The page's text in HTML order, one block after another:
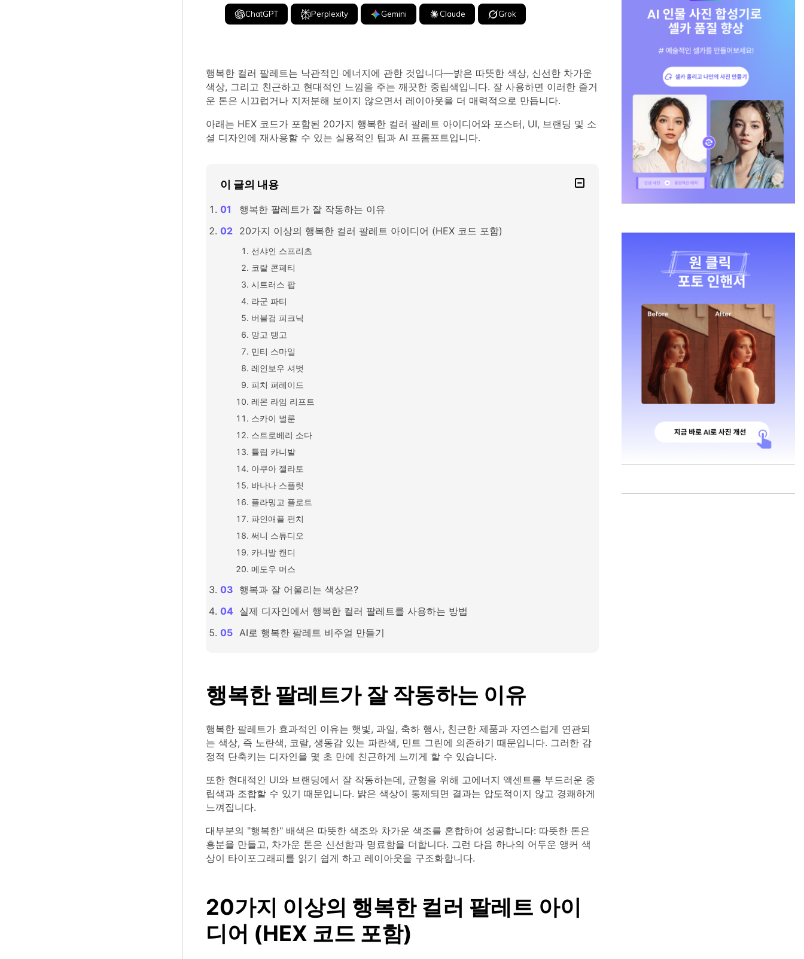
ChatGPT Perplexity Gemini Claude Grok
행복한 컬러 팔레트는 낙관적인 에너지에 관한 것입니다—밝은 따뜻한 색상, 신선한 차가운
색상, 그리고 친근하고 현대적인 느낌을 주는 깨끗한 중립색입니다. 잘 사용하면 이러한 즐거
운 톤은 시끄럽거나 지저분해 보이지 않으면서 레이아웃을 더 매력적으로 만듭니다.
아래는 HEX 코드가 포함된 20가지 행복한 컬러 팔레트 아이디어와 포스터, UI, 브랜딩 및 소
셜 디자인에 재사용할 수 있는 실용적인 팁과 AI 프롬프트입니다.
이 글의 내용
행복한 팔레트가 잘 작동하는 이유
20가지 이상의 행복한 컬러 팔레트 아이디어 (HEX 코드 포함)
선샤인 스프리츠
코랄 콘페티
시트러스 팝
라군 파티
버블검 피크닉
망고 탱고
민티 스마일
레인보우 셔벗
피치 퍼레이드
레몬 라임 리프트
스카이 벌룬
스트로베리 소다
튤립 카니발
아쿠아 젤라토
바나나 스플릿
플라밍고 플로트
파인애플 펀치
써니 스튜디오
카니발 캔디
메도우 머스
행복과 잘 어울리는 색상은?
실제 디자인에서 행복한 컬러 팔레트를 사용하는 방법
AI로 행복한 팔레트 비주얼 만들기
행복한 팔레트가 잘 작동하는 이유
행복한 팔레트가 효과적인 이유는 햇빛, 과일, 축하 행사, 친근한 제품과 자연스럽게 연관되
는 색상, 즉 노란색, 코랄, 생동감 있는 파란색, 민트 그린에 의존하기 때문입니다. 그러한 감
정적 단축키는 디자인을 몇 초 만에 친근하게 느끼게 할 수 있습니다.
또한 현대적인 UI와 브랜딩에서 잘 작동하는데, 균형을 위해 고에너지 액센트를 부드러운 중
립색과 조합할 수 있기 때문입니다. 밝은 색상이 통제되면 결과는 압도적이지 않고 경쾌하게
느껴집니다.
대부분의 "행복한" 배색은 따뜻한 색조와 차가운 색조를 혼합하여 성공합니다: 따뜻한 톤은
흥분을 만들고, 차가운 톤은 신선함과 명료함을 더합니다. 그런 다음 하나의 어두운 앵커 색
상이 타이포그래피를 읽기 쉽게 하고 레이아웃을 구조화합니다.
20가지 이상의 행복한 컬러 팔레트 아이
디어 (HEX 코드 포함)